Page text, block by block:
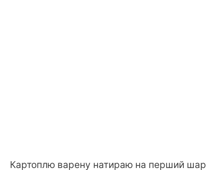
Картоплю варену натираю на перший шар